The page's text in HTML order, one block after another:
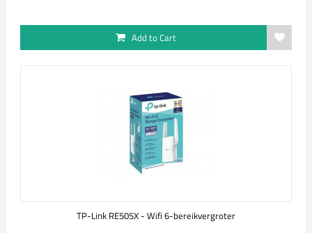
Add to Cart
TP-Link RE505X - Wifi 6-bereikvergroter